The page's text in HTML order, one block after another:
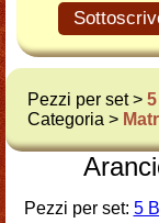
Pezzi per set >
Categoria >
Pezzi per set: 5